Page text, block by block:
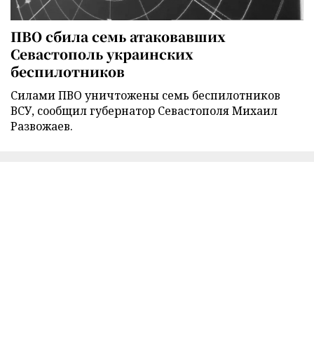
ПВО сбила семь атаковавших
Севастополь украинских
беспилотников
Силами ПВО уничтожены семь беспилотников
ВСУ, сообщил губернатор Севастополя Михаил
Развожаев.